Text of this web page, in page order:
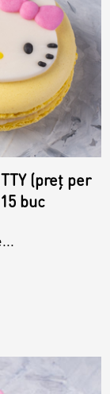
(preț per
buc